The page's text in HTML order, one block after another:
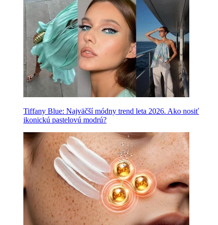
Tiffany Blue: Najväčší módny trend leta 2026. Ako nosiť
ikonickú pastelovú modrú?